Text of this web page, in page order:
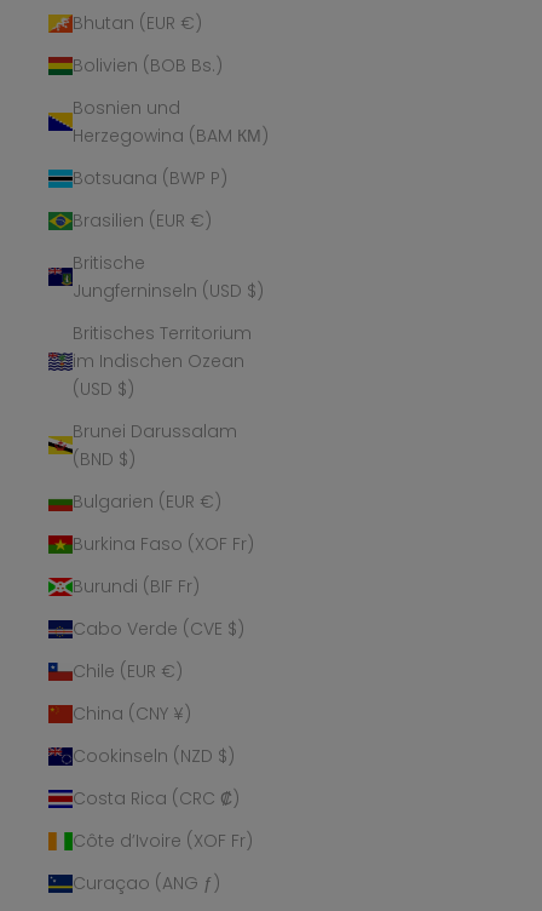
Bhutan (EUR €)
Bolivien (BOB Bs.)
Bosnien und
Herzegowina (BAM КМ)
Botsuana (BWP P)
Brasilien (EUR €)
Britische
Jungferninseln (USD $)
Britisches Territorium
im Indischen Ozean
(USD $)
Brunei Darussalam
(BND $)
Bulgarien (EUR €)
Burkina Faso (XOF Fr)
Burundi (BIF Fr)
Cabo Verde (CVE $)
Chile (EUR €)
China (CNY ¥)
Cookinseln (NZD $)
Costa Rica (CRC ₡)
Côte d’Ivoire (XOF Fr)
Curaçao (ANG ƒ)